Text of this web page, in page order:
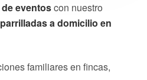
eventoscon nuestro
parrilladas a domicilio en
familiares en fincas,